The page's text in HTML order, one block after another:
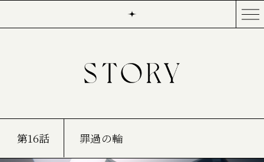
第16話 罪過の輪